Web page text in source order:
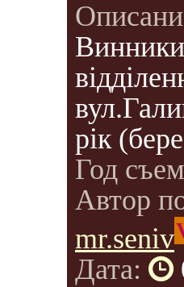
рік
Год
Автор
mr.seniv
Дата: